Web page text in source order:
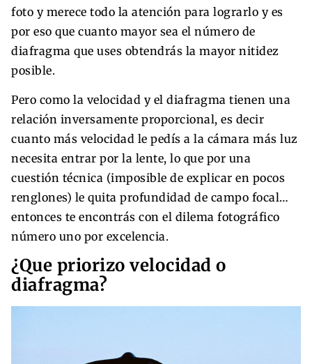
foto y merece todo la atención para lograrlo y es
por eso que cuanto mayor sea el número de
diafragma que uses obtendrás la mayor nitidez
posible.
Pero como la velocidad y el diafragma tienen una
relación inversamente proporcional, es decir
cuanto más velocidad le pedís a la cámara más luz
necesita entrar por la lente, lo que por una
cuestión técnica (imposible de explicar en pocos
renglones) le quita profundidad de campo focal…
entonces te encontrás con el dilema fotográfico
número uno por excelencia.
¿Que priorizo velocidad o
diafragma?